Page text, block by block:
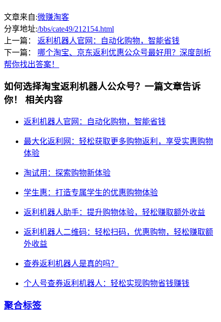
文章来自:微赚淘客
分享地址:/bbs/cate49/212154.html
上一篇： 返利机器人官网：自动化购物，智能省钱
下一篇： 哪个淘宝、京东返利优惠公众号最好用？深度剖析
帮你找出答案！
如何选择淘宝返利机器人公众号？一篇文章告诉
你！
相关内容
返利机器人官网：自动化购物，智能省钱
最大化返利网：轻松获取更多购物返利，享受实惠购物
体验
淘试用：探索购物新体验
学生惠：打造专属学生的优惠购物体验
返利机器人助手：提升购物体验，轻松赚取额外收益
返利机器人二维码：轻松扫码，优惠购物，轻松赚取额
外收益
查券返利机器人是真的吗？
个人号查券返利机器人：轻松实现购物省钱赚钱
聚合标签